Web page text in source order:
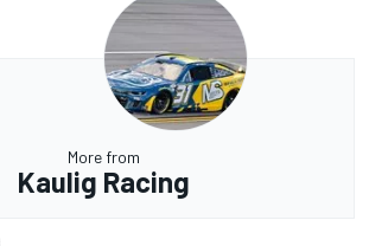
More from
Kaulig Racing